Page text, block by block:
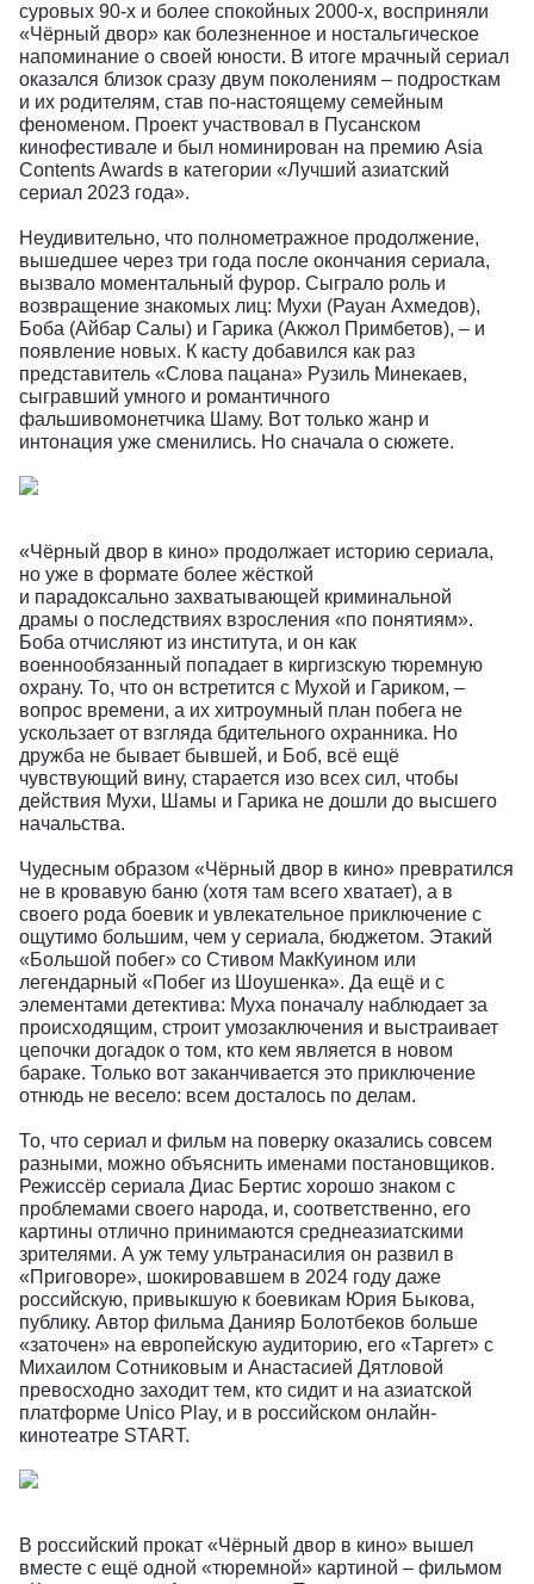
суровых 90-х и более спокойных 2000-х, восприняли
«Чёрный двор» как болезненное и ностальгическое
напоминание о своей юности. В итоге мрачный сериал
оказался близок сразу двум поколениям – подросткам
и их родителям, став по-настоящему семейным
феноменом. Проект участвовал в Пусанском
кинофестивале и был номинирован на премию Asia
Contents Awards в категории «Лучший азиатский
сериал 2023 года».
Неудивительно, что полнометражное продолжение,
вышедшее через три года после окончания сериала,
вызвало моментальный фурор. Сыграло роль и
возвращение знакомых лиц: Мухи (Рауан Ахмедов),
Боба (Айбар Салы) и Гарика (Акжол Примбетов), – и
появление новых. К касту добавился как раз
представитель «Слова пацана» Рузиль Минекаев,
сыгравший умного и романтичного
фальшивомонетчика Шаму. Вот только жанр и
интонация уже сменились. Но сначала о сюжете.
«Чёрный двор в кино» продолжает историю сериала,
но уже в формате более жёсткой
и парадоксально захватывающей криминальной
драмы о последствиях взросления «по понятиям».
Боба отчисляют из института, и он как
военнообязанный попадает в киргизскую тюремную
охрану. То, что он встретится с Мухой и Гариком, –
вопрос времени, а их хитроумный план побега не
ускользает от взгляда бдительного охранника. Но
дружба не бывает бывшей, и Боб, всё ещё
чувствующий вину, старается изо всех сил, чтобы
действия Мухи, Шамы и Гарика не дошли до высшего
начальства.
Чудесным образом «Чёрный двор в кино» превратился
не в кровавую баню (хотя там всего хватает), а в
своего рода боевик и увлекательное приключение с
ощутимо большим, чем у сериала, бюджетом. Этакий
«Большой побег» со Стивом МакКуином или
легендарный «Побег из Шоушенка». Да ещё и с
элементами детектива: Муха поначалу наблюдает за
происходящим, строит умозаключения и выстраивает
цепочки догадок о том, кто кем является в новом
бараке. Только вот заканчивается это приключение
отнюдь не весело: всем досталось по делам.
То, что сериал и фильм на поверку оказались совсем
разными, можно объяснить именами постановщиков.
Режиссёр сериала Диас Бертис хорошо знаком с
проблемами своего народа, и, соответственно, его
картины отлично принимаются среднеазиатскими
зрителями. А уж тему ультранасилия он развил в
«Приговоре», шокировавшем в 2024 году даже
российскую, привыкшую к боевикам Юрия Быкова,
публику. Автор фильма Данияр Болотбеков больше
«заточен» на европейскую аудиторию, его «Таргет» с
Михаилом Сотниковым и Анастасией Дятловой
превосходно заходит тем, кто сидит и на азиатской
платформе Unico Play, и в российском онлайн-
кинотеатре START.
В российский прокат «Чёрный двор в кино» вышел
вместе с ещё одной «тюремной» картиной – фильмом